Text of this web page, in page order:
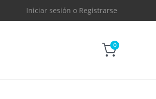
Iniciar sesión o Registrarse
0